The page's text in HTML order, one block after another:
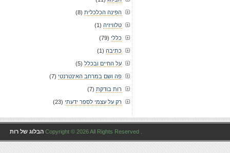
הפינה הכלכלית(8)
טלוויזיה(1)
כללי(79)
כתיבה(1)
על החיים ובכלל(5)
פה ושם במרחב האינטרנטי(7)
רות בודקת(7)
רק על עצמי לספר ידעתי(23)
הבלוג של רותCopyright © 2026 All Rights Reserved .